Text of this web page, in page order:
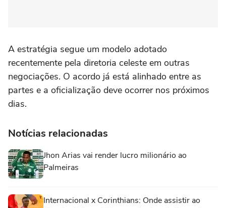
A estratégia segue um modelo adotado
recentemente pela diretoria celeste em outras
negociações. O acordo já está alinhado entre as
partes e a oficialização deve ocorrer nos próximos
dias.
Notícias relacionadas
Jhon Arias vai render lucro milionário ao
Palmeiras
Internacional x Corinthians: Onde assistir ao